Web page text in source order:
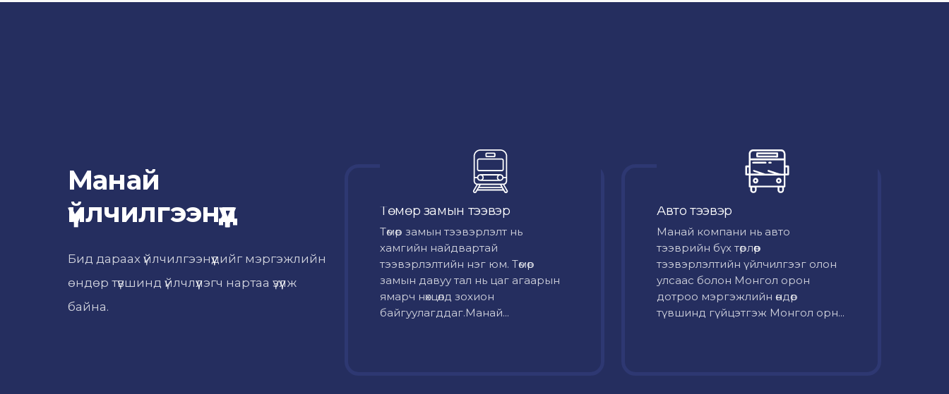
Манай
үйлчилгээнүүд
Бид дараах үйлчилгээнүүдийг мэргэжлийн
өндөр түвшинд үйлчлүүлэгч нартаа үзүүлж
байна.
Төмөр замын тээвэр
Төмөр замын тээвэрлэлт нь
хамгийн найдвартай
тээвэрлэлтийн нэг юм. Төмөр
замын давуу тал нь цаг агаарын
ямарч нөхцөлд зохион
байгуулагддаг.Манай...
Авто тээвэр
Mанай компани нь авто
тээврийн бүх төрлөөр
тээвэрлэлтийн үйлчилгээг олон
улсаас болон Монгол орон
дотроо мэргэжлийн өндөр
түвшинд гүйцэтгэж Монгол орн...